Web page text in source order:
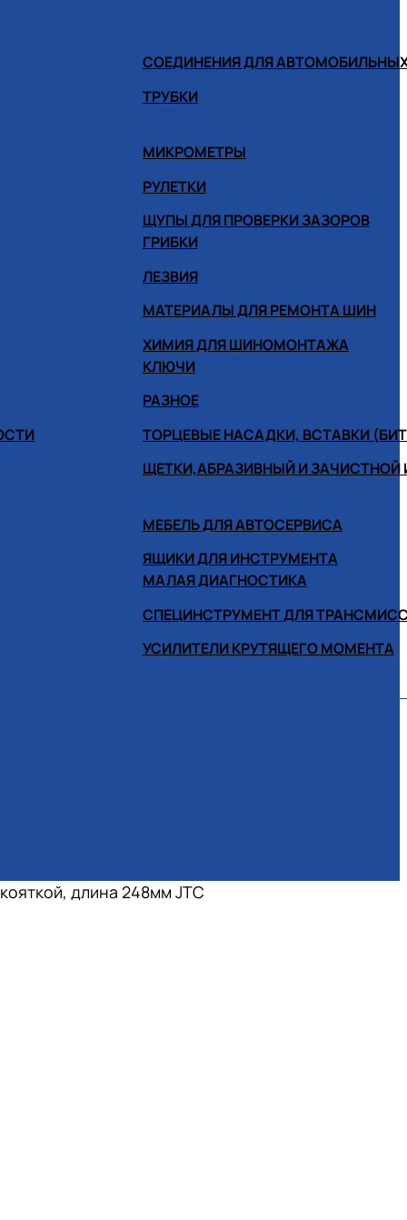
СОЕДИНЕНИЯ ДЛЯ
ТРУБКИ
МИКРОМЕТРЫ
РУЛЕТКИ
ЩУПЫ ДЛЯ ПРОВЕРКИ ЗАЗОРОВ
ГРИБКИ
ЛЕЗВИЯ
МАТЕРИАЛЫ ДЛЯ РЕМОНТА ШИН
ХИМИЯ ДЛЯ ШИНОМОНТАЖА
КЛЮЧИ
РАЗНОЕ
ТОРЦЕВЫЕ НАСАДКИ, ВСТАВКИ
ЩЕТКИ,АБРАЗИВНЫЙ И ЗАЧИСТНОЙ
МЕБЕЛЬ ДЛЯ АВТОСЕРВИСА
ЯЩИКИ ДЛЯ ИНСТРУМЕНТА
МАЛАЯ ДИАГНОСТИКА
СПЕЦИНСТРУМЕНТ ДЛЯ
УСИЛИТЕЛИ КРУТЯЩЕГО МОМЕНТА
длина 248мм JTC